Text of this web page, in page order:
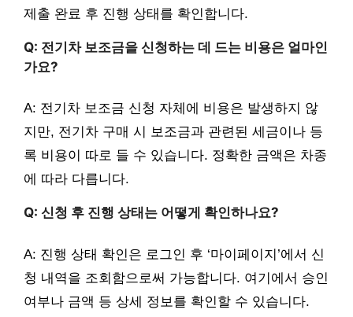
제출 완료 후 진행 상태를 확인합니다.
Q: 전기차 보조금을 신청하는 데 드는 비용은 얼마인
가요?
A: 전기차 보조금 신청 자체에 비용은 발생하지 않
지만, 전기차 구매 시 보조금과 관련된 세금이나 등
록 비용이 따로 들 수 있습니다. 정확한 금액은 차종
에 따라 다릅니다.
Q: 신청 후 진행 상태는 어떻게 확인하나요?
A: 진행 상태 확인은 로그인 후 ‘마이페이지’에서 신
청 내역을 조회함으로써 가능합니다. 여기에서 승인
여부나 금액 등 상세 정보를 확인할 수 있습니다.